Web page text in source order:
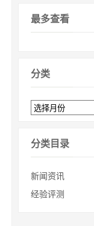
最多查看
分类
分类目录
新闻资讯
经验评测